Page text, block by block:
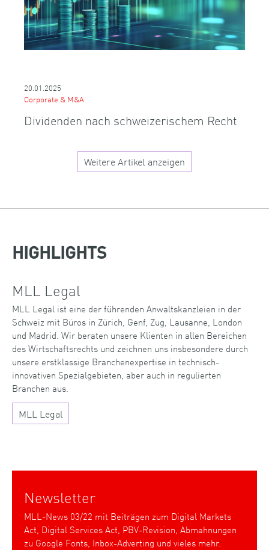
20.01.2025
Corporate & M&A
Dividenden nach schweizerischem Recht
Weitere Artikel anzeigen
HIGHLIGHTS
MLL Legal
MLL Legal ist eine der führenden Anwaltskanzleien in der
Schweiz mit Büros in Zürich, Genf, Zug, Lausanne, London
und Madrid. Wir beraten unsere Klienten in allen Bereichen
des Wirtschaftsrechts und zeichnen uns insbesondere durch
unsere erstklassige Branchenexpertise in technisch-
innovativen Spezialgebieten, aber auch in regulierten
Branchen aus.
MLL Legal
Newsletter
MLL-News 03/22 mit Beiträgen zum Digital Markets
Act, Digital Services Act, PBV-Revision, Abmahnungen
zu Google Fonts, Inbox-Adverting und vieles mehr.